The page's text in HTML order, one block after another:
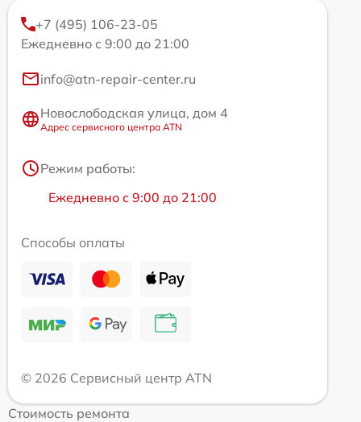
+7 (495) 106-23-05
Ежедневно с 9:00 до 21:00
info@atn-repair-center.ru
Новослободская улица, дом 4
Адрес сервисного центра ATN
Режим работы:
Ежедневно с 9:00 до 21:00
Способы оплаты
© 2026 Сервисный центр ATN
Стоимость ремонта